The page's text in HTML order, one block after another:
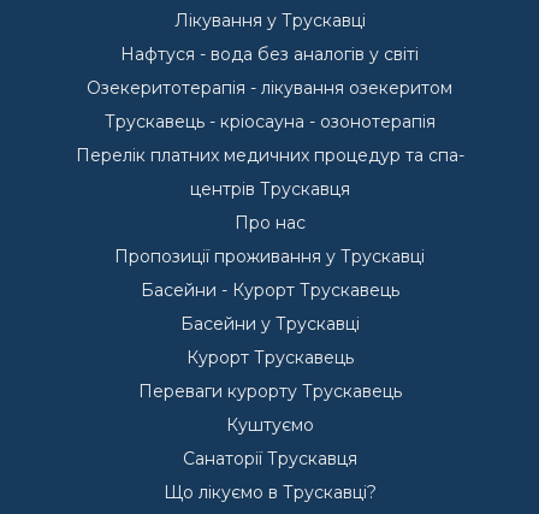
Лікування у Трускавці
Нафтуся - вода без аналогів у світі
Озекеритотерапія - лікування озекеритом
Трускавець - кріосауна - озонотерапія
Перелік платних медичних процедур та спа-
центрів Трускавця
Про нас
Пропозиції проживання у Трускавці
Басейни - Курорт Трускавець
Басейни у Трускавці
Курорт Трускавець
Переваги курорту Трускавець
Куштуємо
Санаторії Трускавця
Що лікуємо в Трускавці?